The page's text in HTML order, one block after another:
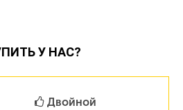
У НАС?
Двойной